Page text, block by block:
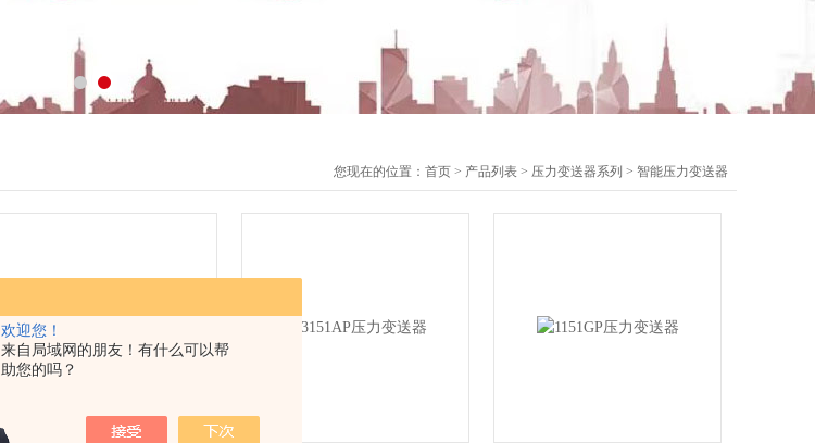
欢迎您！
来自局域网的朋友！有什么可以帮
助您的吗？
您现在的位置： 首页 > 产品列表 > 压力变送器系列 > 智能压力变送器